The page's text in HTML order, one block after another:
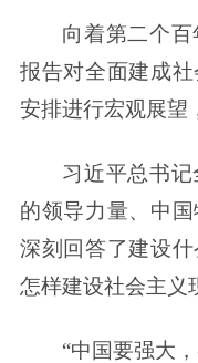
向着第二个
报告对全面建成
安排进行宏观展望
习近平总书
的领导力量、中
深刻回答了建设什
怎样建设社会主义
“中国要强大